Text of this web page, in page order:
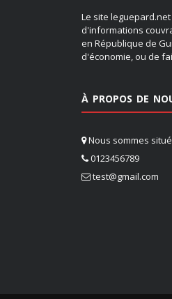
Le site
d'informations
en République de
d'économie, ou de
À PROPOS DE
Nous sommes
0123456789
test@gmail.com